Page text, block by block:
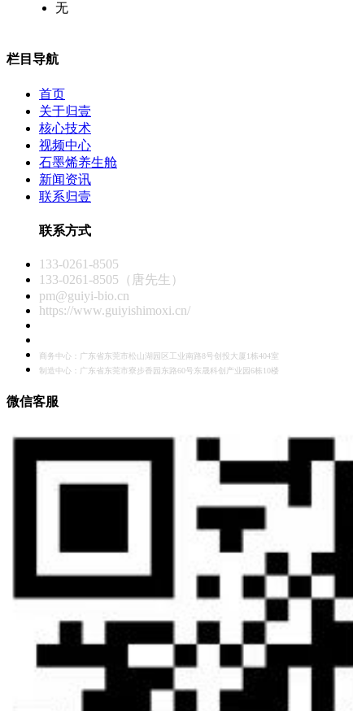
无
栏目导航
首页
关于归壹
核心技术
视频中心
石墨烯养生舱
新闻资讯
联系归壹
联系方式
133-0261-8505
133-0261-8505（唐先生）
pm@guiyi-bio.cn
https://www.guiyishimoxi.cn/
商务中心：广东省东莞市松山湖园区工业南路8号创投大厦1栋404室
制造中心：广东省东莞市寮步香园东路60号东晟科创产业园6栋10楼
微信客服